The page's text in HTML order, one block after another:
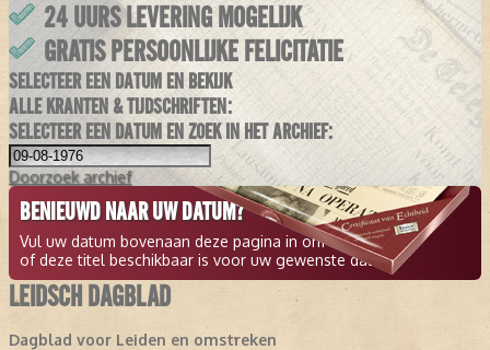
24 UURS LEVERING MOGELIJK
GRATIS PERSOONLIJKE FELICITATIE
SELECTEER EEN DATUM EN BEKIJK
ALLE KRANTEN & TIJDSCHRIFTEN:
SELECTEER EEN DATUM EN ZOEK IN HET ARCHIEF:
Doorzoek archief
BENIEUWD NAAR UW DATUM?
Vul uw datum bovenaan deze pagina in om te zien
of deze titel beschikbaar is voor uw gewenste datum.
LEIDSCH DAGBLAD
Dagblad voor Leiden en omstreken